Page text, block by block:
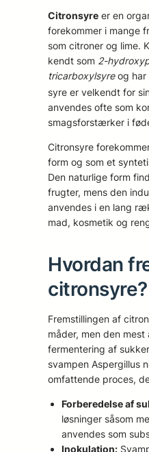
Citronsyre er en
forekommer i mange
som citroner og lime.
kendt som 2-
tricarboxylsyreog har
syre er velkendt for
anvendes ofte som
smagsforstærker i
Citronsyre
form og som et
Den naturlige form
frugter, mens den
anvendes i en lang
mad, kosmetik og
Hvordan
citronsyre?
Fremstillingen af
måder, men den
fermentering af
svampen Aspergillus
omfattende proces,
Forberedelse af
løsninger såsom
anvendes som
Inokulation: